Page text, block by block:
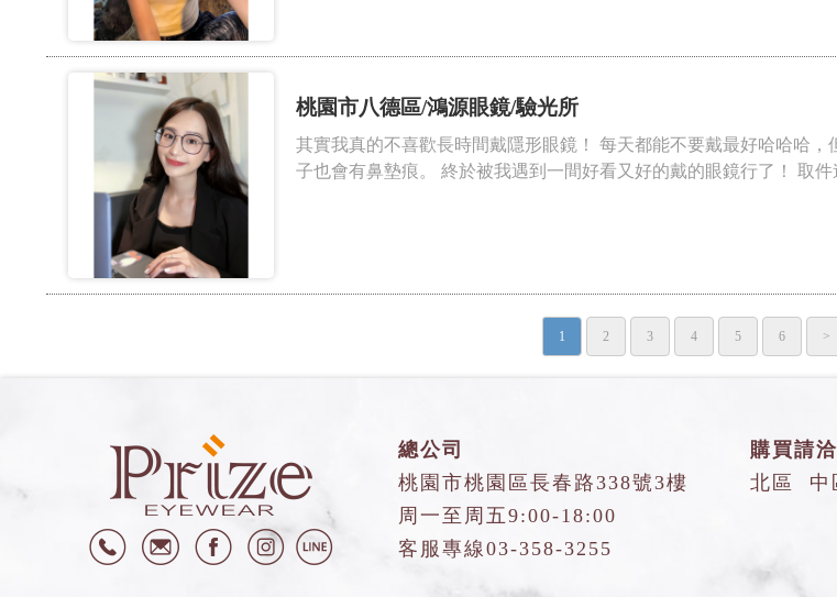
桃園市八德區/鴻源眼鏡/驗光所
其實我真的不喜歡長時間戴隱形眼鏡！ 每天都能不要戴最好哈哈哈
子也會有鼻墊痕。 終於被我遇到一間好看又好的戴的眼鏡行了！ 取件
1 2 3 4 5 6 >
總公司
桃園市桃園區長春路338號3樓
周一至周五9:00-18:00
客服專線03-358-3255
購買請
北區
中